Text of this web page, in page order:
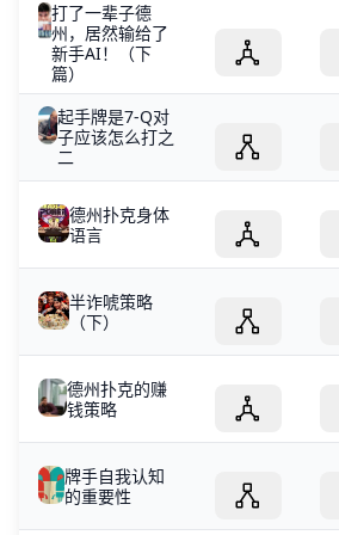
打了一辈子德
州，居然输给了
新手AI！（下
篇）
起手牌是7-Q对
子应该怎么打之
二
德州扑克身体
语言
半诈唬策略
（下）
德州扑克的赚
钱策略
牌手自我认知
的重要性